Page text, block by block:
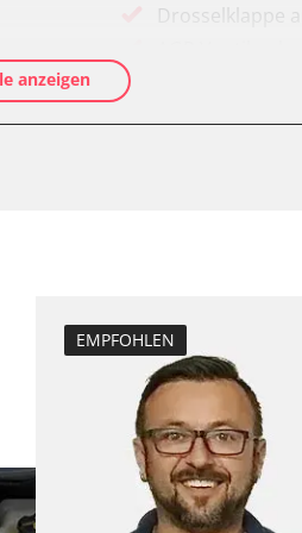
Drosselklappe
Differenzdruck
Elektronische
ESP test
Funktionstest
Grundeinstellung
anzeigen
EMPFOHLEN